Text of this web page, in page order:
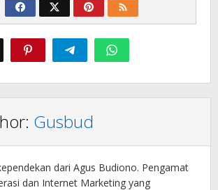
Gusbud
dari Agus Budiono. Pengamat
dan Internet Marketing yang